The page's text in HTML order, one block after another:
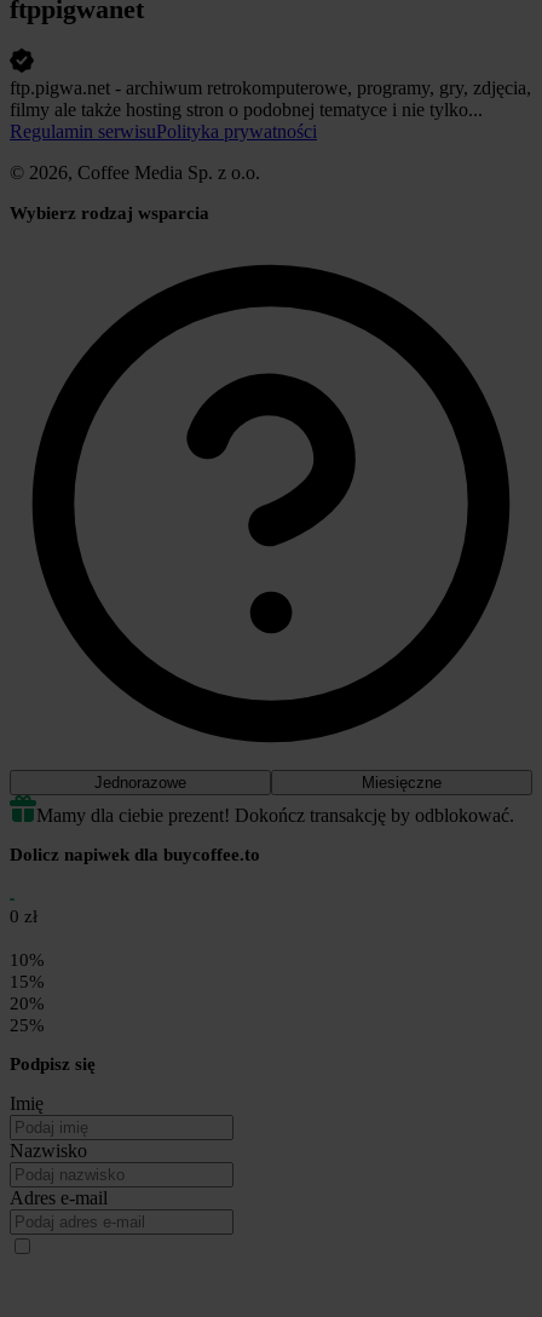
ftppigwanet
ftp.pigwa.net - archiwum retrokomputerowe, programy, gry, zdjęcia,
filmy ale także hosting stron o podobnej tematyce i nie tylko...
Regulamin serwisuPolityka prywatności
© 2026, Coffee Media Sp. z o.o.
Wybierz rodzaj wsparcia
Jednorazowe Miesięczne
Mamy dla ciebie prezent! Dokończ transakcję by odblokować.
Dolicz napiwek dla buycoffee.to
0 zł
10%
15%
20%
25%
Podpisz się
Imię
Nazwisko
Adres e-mail